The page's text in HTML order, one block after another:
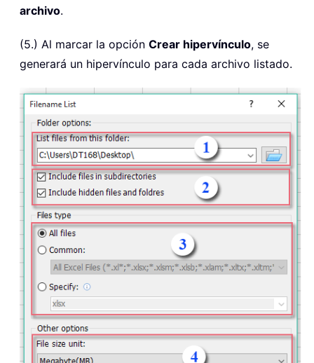
archivo.
(5.) Al marcar la opción Crear hipervínculo, se
generará un hipervínculo para cada archivo listado.